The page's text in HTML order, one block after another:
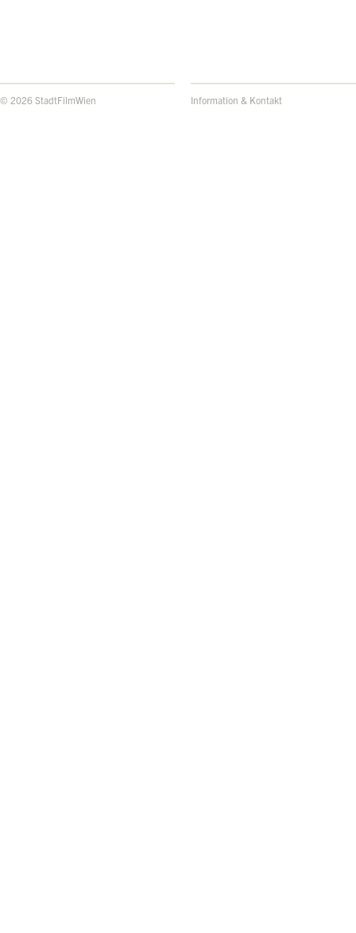
© 2026 StadtFilmWien Information & Kontakt